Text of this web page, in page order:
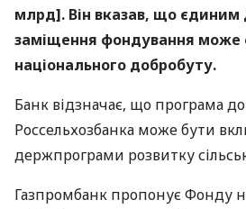
млрд]. Він вказав, що
заміщення фондування
національного добробуту.
Банк відзначає, що програма
Россельхозбанка може бути
держпрограми розвитку
Газпромбанк пропонує Фонду